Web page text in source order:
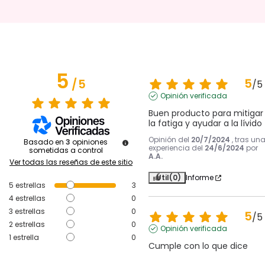
5/5
Basado en 3 opiniones
sometidas a control
Ver todas las reseñas de este sitio
5 estrellas
3
4estrellas
0
3 estrellas
0
2estrellas
0
1 estrella 0
5/5
Opinión verificada
Buen producto para mitigar
la fatiga y ayudar a la lívido
Opinión del 20/7/2024 , tras una
experiencia del 24/6/2024 por
A.A.
Útil(0) Informe
5/5
Opinión verificada
Cumple con lo que dice